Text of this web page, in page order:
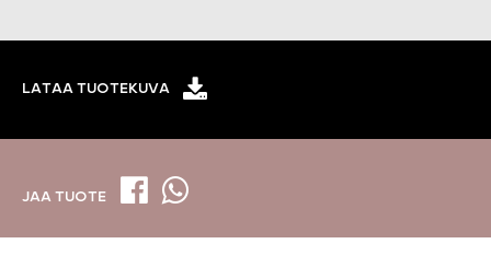
LATAA TUOTEKUVA
JAA TUOTE